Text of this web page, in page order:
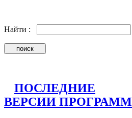
Найти :
ПОСЛЕДНИЕ
ВЕРСИИ ПРОГРАММ